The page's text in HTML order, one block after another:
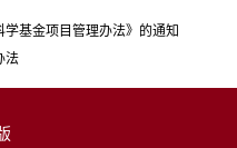
基金项目管理办法》的通知
法